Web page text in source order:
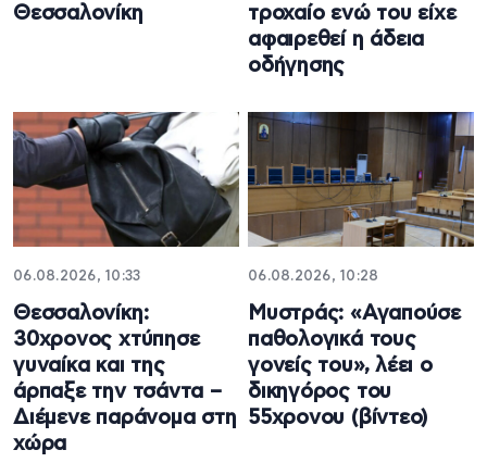
Θεσσαλονίκη
τροχαίο ενώ του είχε
αφαιρεθεί η άδεια
οδήγησης
06.08.2026, 10:33
Θεσσαλονίκη:
30χρονος χτύπησε
γυναίκα και της
άρπαξε την τσάντα –
Διέμενε παράνομα στη
χώρα
06.08.2026, 10:28
Μυστράς: «Αγαπούσε
παθολογικά τους
γονείς του», λέει ο
δικηγόρος του
55χρονου (βίντεο)